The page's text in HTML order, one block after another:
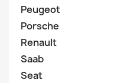
Peugeot
Porsche
Renault
Saab
Seat